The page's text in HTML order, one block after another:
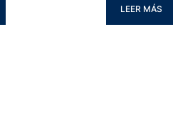
LEER MÁS